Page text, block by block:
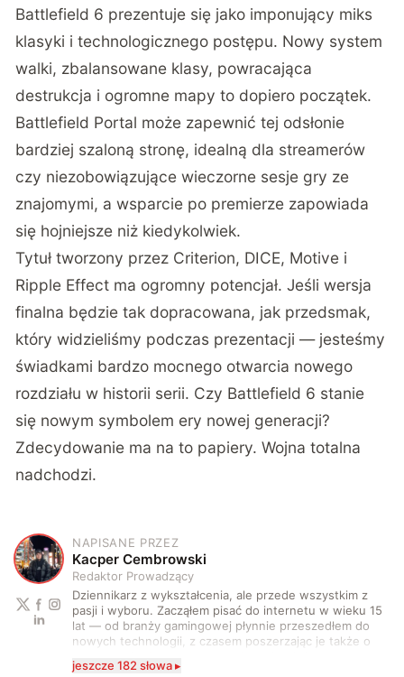
Battlefield 6 prezentuje się jako imponujący miks
klasyki i technologicznego postępu. Nowy system
walki, zbalansowane klasy, powracająca
destrukcja i ogromne mapy to dopiero początek.
Battlefield Portal może zapewnić tej odsłonie
bardziej szaloną stronę, idealną dla streamerów
czy niezobowiązujące wieczorne sesje gry ze
znajomymi, a wsparcie po premierze zapowiada
się hojniejsze niż kiedykolwiek.
Tytuł tworzony przez Criterion, DICE, Motive i
Ripple Effect ma ogromny potencjał. Jeśli wersja
finalna będzie tak dopracowana, jak przedsmak,
który widzieliśmy podczas prezentacji — jesteśmy
świadkami bardzo mocnego otwarcia nowego
rozdziału w historii serii. Czy Battlefield 6 stanie
się nowym symbolem ery nowej generacji?
Zdecydowanie ma na to papiery. Wojna totalna
nadchodzi.
K
NAPISANE PRZEZ
Kacper Cembrowski
Redaktor Prowadzący
Dziennikarz z wykształcenia, ale przede wszystkim z
pasji i wyboru. Zacząłem pisać do internetu w wieku 15
lat — od branży gamingowej płynnie przeszedłem do
nowych technologii, z czasem poszerzając je także o
częściej stawać przed kamerą i za nią. Na co dzień
jeszcze 182 słowa ▸